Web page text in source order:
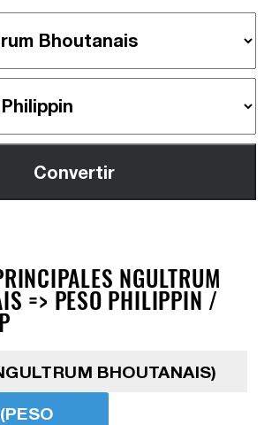
NGULTRUM
=> PESO PHILIPPIN /
BHOUTANAIS)